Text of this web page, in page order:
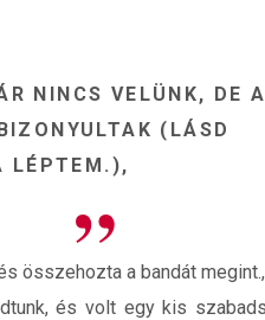
NINCS VELÜNK, DE A
(LÁSD
LÉPTEM.),
összehozta a bandát
és volt egy kis